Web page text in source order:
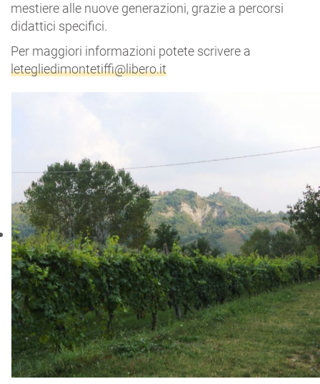
mestiere alle nuove generazioni, grazie a percorsi
didattici specifici.
Per maggiori informazioni potete scrivere a
letegliedimontetiffi@libero.it